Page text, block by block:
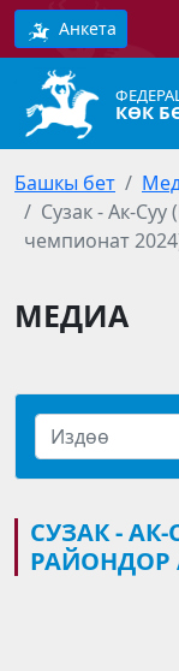
Анкета
КӨК
Башкы бет
Сузак - Ак-
чемпионат
МЕДИА
СУЗАК -
РАЙОНДОР